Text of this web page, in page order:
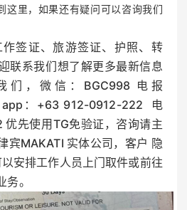
这里，如果还有疑问可以咨询我们
签证、旅游签证、护照、转
联系我们想了解更多最新信息
们，微信：BGC998 电报
：+63 912-0912-222 电
先使用TG免验证，咨询请主
宾MAKATI 实体公司，客户 隐
安排工作人员上门取件或前往
。